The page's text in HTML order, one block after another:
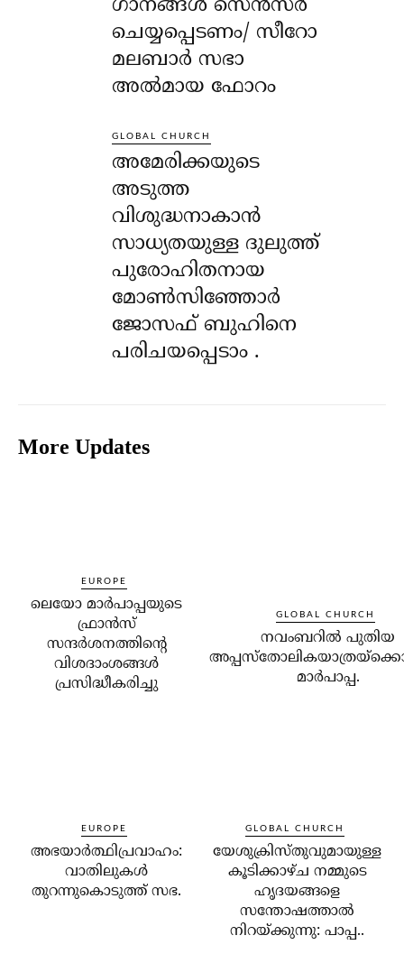
ഗാനങ്ങൾ സെൻസർ
ചെയ്യപ്പെടണം/ സീറോ
മലബാർ സഭാ
അൽമായ ഫോറം
GLOBAL CHURCH
അമേരിക്കയുടെ
അടുത്ത
വിശുദ്ധനാകാൻ
സാധ്യതയുള്ള ദുലുത്ത്
പുരോഹിതനായ
മോൺസിഞ്ഞോർ
ജോസഫ് ബുഹിനെ
പരിചയപ്പെടാം .
More Updates
EUROPE
ലെയോ മാര്‍പാപ്പയുടെ
ഫ്രാന്‍സ്
സന്ദര്‍ശനത്തിന്റെ
വിശദാംശങ്ങള്‍
പ്രസിദ്ധീകരിച്ചു
GLOBAL CHURCH
നവംബറില്‍ പുതിയ
മാര്‍പാപ്പ.
EUROPE
അഭയാര്‍ത്ഥിപ്രവാഹം:
വാതിലുകള്‍
തുറന്നുകൊടുത്ത് സഭ.
GLOBAL CHURCH
യേശുക്രിസ്തുവുമായുള്ള
കൂടിക്കാഴ്ച നമ്മുടെ
ഹൃദയങ്ങളെ
സന്തോഷത്താല്‍
നിറയ്ക്കുന്നു: പാപ്പ..